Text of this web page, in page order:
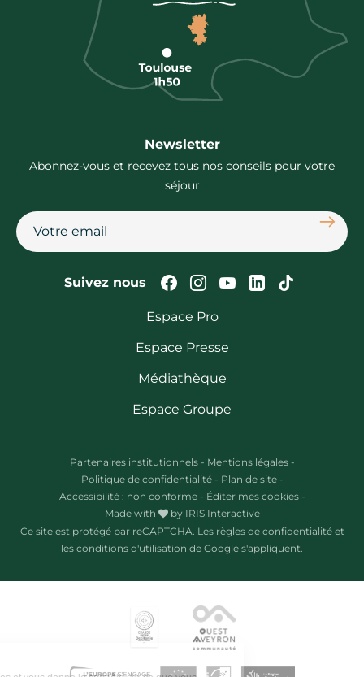
Newsletter
Abonnez-vous et recevez tous nos conseils pour votre
séjour
Suivez nous Suivez-nous sur
Suivez-nous sur
Suivez-nous
Suivez-Suivez-
Espace Pro
Espace Presse
Médiathèque
Espace Groupe
Partenaires institutionnels - Mentions légales -
Politique de confidentialité - Plan de site -
Accessibilité : non conforme - Éditer mes cookies -
Made with
by IRIS Interactive
Ce site est protégé par reCAPTCHA. Les règles de confidentialitéet
les conditions d'utilisation de Google s'appliquent.